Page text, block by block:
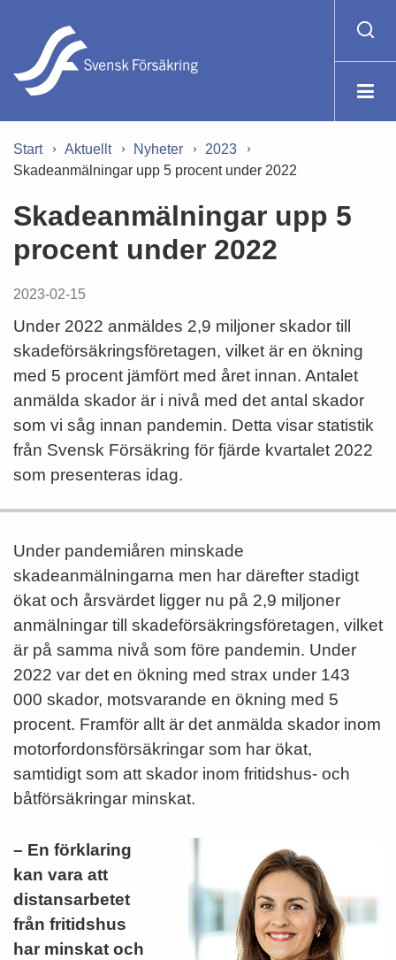
Start Aktuellt Nyheter
2023
Skadeanmälningar upp 5 procent under 2022
Skadeanmälningar upp 5
procent under 2022
2023-02-15
Under 2022 anmäldes 2,9 miljoner skador till
skadeförsäkringsföretagen, vilket är en ökning
med 5 procent jämfört med året innan. Antalet
anmälda skador är i nivå med det antal skador
som vi såg innan pandemin. Detta visar statistik
från Svensk Försäkring för fjärde kvartalet 2022
som presenteras idag.
Under pandemiåren minskade
skadeanmälningarna men har därefter stadigt
ökat och årsvärdet ligger nu på 2,9 miljoner
anmälningar till skadeförsäkringsföretagen, vilket
är på samma nivå som före pandemin. Under
2022 var det en ökning med strax under 143
000 skador, motsvarande en ökning med 5
procent. Framför allt är det anmälda skador inom
motorfordonsförsäkringar som har ökat,
samtidigt som att skador inom fritidshus- och
båtförsäkringar minskat.
– En förklaring
kan vara att
distansarbetet
från fritidshus
har minskat och